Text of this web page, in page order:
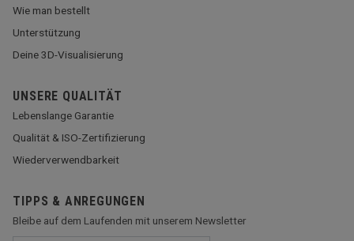
Wie man bestellt
Unterstützung
Deine 3D-Visualisierung
UNSERE QUALITÄT
Lebenslange Garantie
Qualität & ISO-Zertifizierung
Wiederverwendbarkeit
TIPPS & ANREGUNGEN
Bleibe auf dem Laufenden mit unserem Newsletter